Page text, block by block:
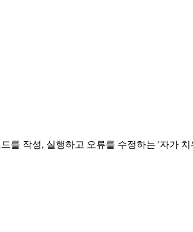
를 작성, 실행하고 오류를 수정하는 '자가